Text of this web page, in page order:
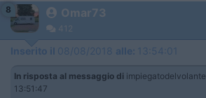
8 Omar73
412
Inserito il 08/08/2018 alle: 13:54:01
In risposta al messaggio di impiegatodelvolante
13:51:47